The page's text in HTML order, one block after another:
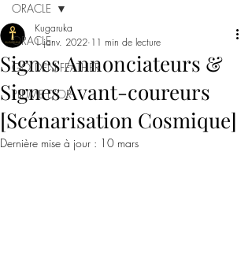
ORACLE
GOLDEN FEATHER
PLUME D'OR
ORACLE
Signes Annonciateurs &
Signes Avant-coureurs
[Scénarisation Cosmique]
Kugaruka
1 janv. 2022 11 min de lecture
Dernière mise à jour : 10 mars